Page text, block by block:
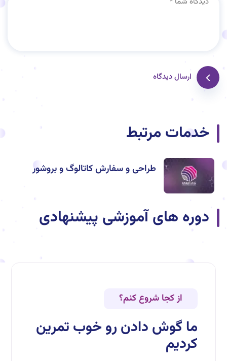
ارسال دیدگاه
خدمات مرتبط
طراحی و سفارش کاتالوگ و بروشور
دوره های آموزشی پیشنهادی
از کجا شروع کنم؟
ما گوش دادن رو خوب تمرین
کردیم